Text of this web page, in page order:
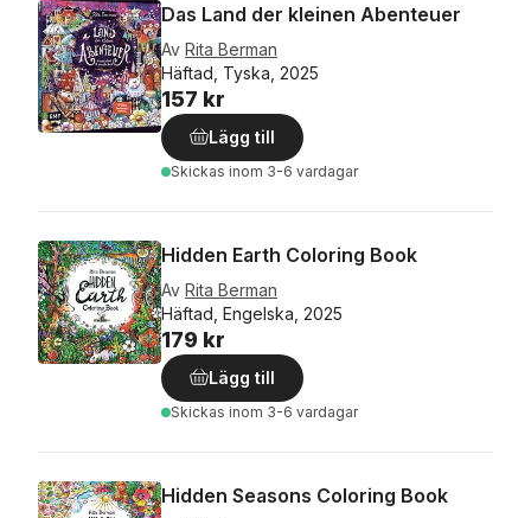
Das Land der kleinen Abenteuer
Av Rita Berman
Häftad, Tyska, 2025
157 kr
Lägg till
Skickas inom 3-6 vardagar
Hidden Earth Coloring Book
Av Rita Berman
Häftad, Engelska, 2025
179 kr
Lägg till
Skickas inom 3-6 vardagar
Hidden Seasons Coloring Book